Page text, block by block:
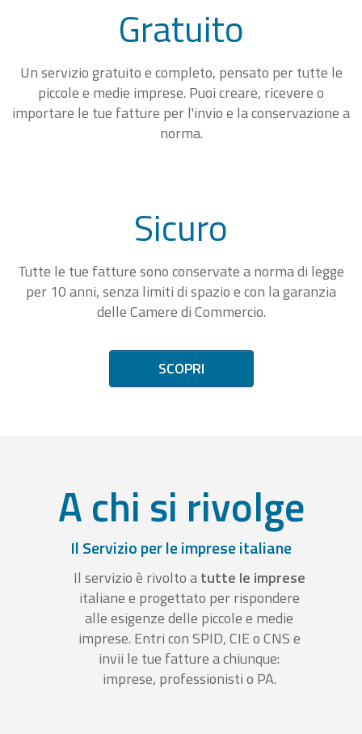
Gratuito
Un servizio gratuito e completo, pensato per tutte le
piccole e medie imprese. Puoi creare, ricevere o
importare le tue fatture per l'invio e la conservazione a
norma.
Sicuro
Tutte le tue fatture sono conservate a norma di legge
per 10 anni, senza limiti di spazio e con la garanzia
delle Camere di Commercio.
SCOPRI
A chi si rivolge
Il Servizio per le imprese italiane
Il servizio è rivolto atutte le imprese
italiane e progettato per rispondere
alle esigenze delle piccole e medie
imprese. Entri con SPID, CIE o CNS e
invii le tue fatture a chiunque:
imprese, professionisti o PA.